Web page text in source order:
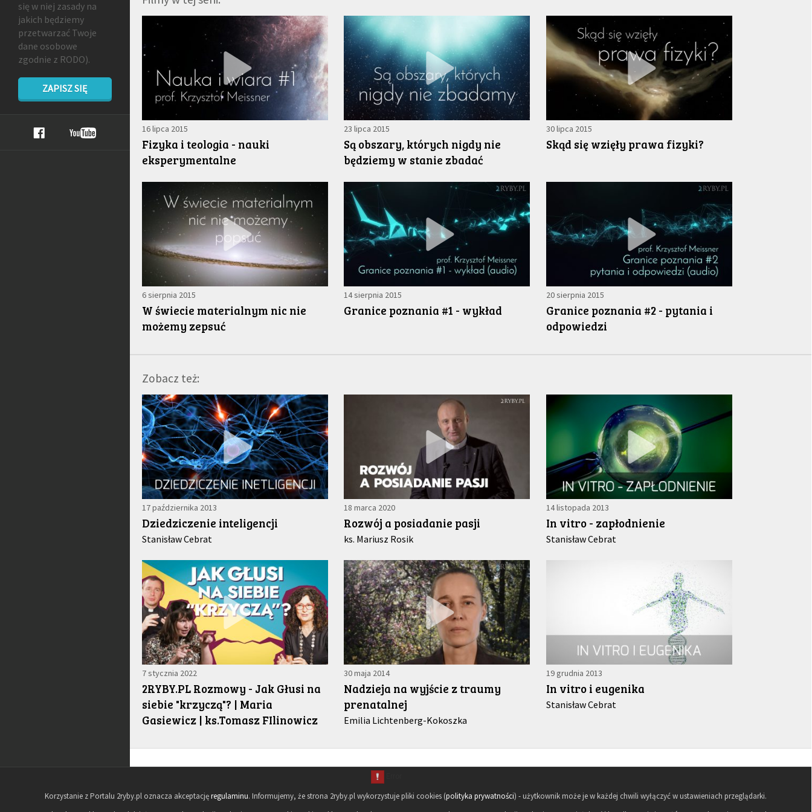
LISTA TWÓRCÓW
16 lipca 2015
Fizyka i teologia - nauki
eksperymentalne
23 lipca 2015
Są obszary, których nigdy nie
będziemy w stanie zbadać
30 lipca 2015
Skąd się wzięły prawa fizyki?
6 sierpnia 2015
W świecie materialnym nic nie
możemy zepsuć
14 sierpnia 2015
Granice poznania #1 - wykład
20 sierpnia 2015
Granice poznania #2 - pytania i
odpowiedzi
Zobacz też:
17 października 2013
Dziedziczenie inteligencji
Stanisław Cebrat
18 marca 2020
Rozwój a posiadanie pasji
ks. Mariusz Rosik
14 listopada 2013
In vitro - zapłodnienie
Stanisław Cebrat
7 stycznia 2022
2RYBY.PL Rozmowy - Jak Głusi na
siebie "krzyczą"? | Maria
Gasiewicz | ks.Tomasz FIlinowicz
30 maja 2014
Nadzieja na wyjście z traumy
prenatalnej
Emilia Lichtenberg-Kokoszka
19 grudnia 2013
In vitro i eugenika
Stanisław Cebrat
się w niej zasady na
jakich będziemy
przetwarzać Twoje
dane osobowe
zgodnie z RODO).
ZAPISZ SIĘ
Korzystanie z Portalu 2ryby.pl oznacza akceptacjęregulaminu. Informujemy, że strona 2ryby.pl wykorzystuje pliki cookies (polityka prywatności) - użytkownik może je w każdej chwili wyłączyć w ustawieniach przeglądarki.